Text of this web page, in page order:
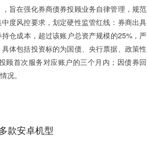
旨在强化券商债券投顾业务自律管理，规范
度风控要求，划定硬性监管红线：券商出具
仓成本，超过该账户总资产规模的25%，严
体包括投资标的为国债、央行票据、政策性
顾首次服务对应账户的三个月内；因债券回
况。
款安卓机型